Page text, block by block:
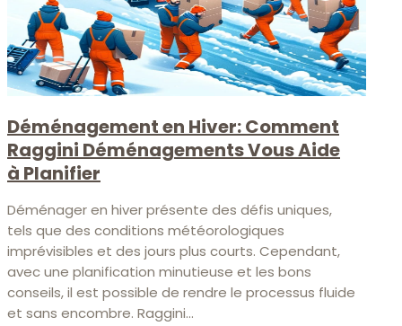
Déménagement en Hiver: Comment
Raggini Déménagements Vous Aide
à Planifier
Déménager en hiver présente des défis uniques,
tels que des conditions météorologiques
imprévisibles et des jours plus courts. Cependant,
avec une planification minutieuse et les bons
conseils, il est possible de rendre le processus fluide
et sans encombre. Raggini...